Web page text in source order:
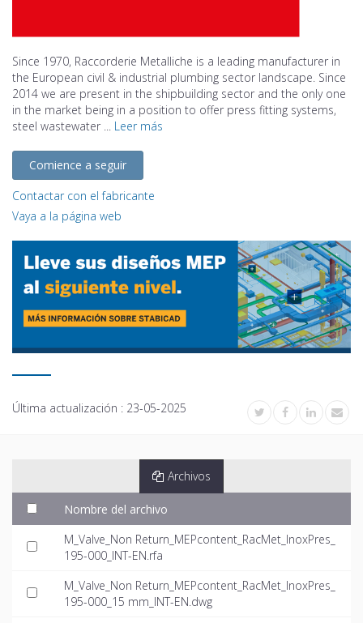
Since 1970, Raccorderie Metalliche is a leading manufacturer in
the European civil & industrial plumbing sector landscape. Since
2014 we are present in the shipbuilding sector and the only one
in the market being in a position to offer press fitting systems,
steel wastewater ... Leer más
Comience a seguir
Contactar con el fabricante
Vaya a la página web
Última actualización : 23-05-2025
Archivos
Nombre del archivo
M_Valve_Non Return_MEPcontent_RacMet_InoxPres_
195-000_INT-EN.rfa
M_Valve_Non Return_MEPcontent_RacMet_InoxPres_
195-000_15 mm_INT-EN.dwg